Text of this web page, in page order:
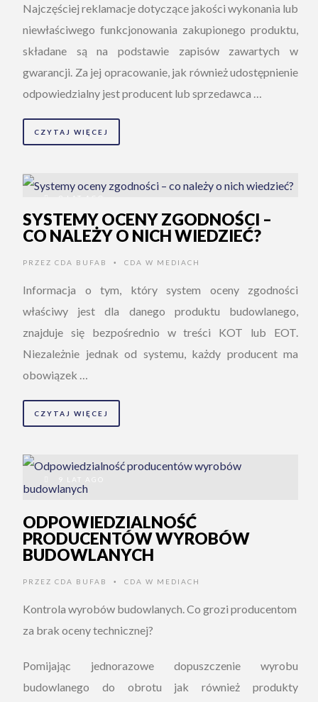
Najczęściej reklamacje dotyczące jakości wykonania lub
niewłaściwego funkcjonowania zakupionego produktu,
składane są na podstawie zapisów zawartych w
gwarancji. Za jej opracowanie, jak również udostępnienie
odpowiedzialny jest producent lub sprzedawca …
CZYTAJ WIĘCEJ
9 LAT AGO
SYSTEMY OCENY ZGODNOŚCI –
CO NALEŻY O NICH WIEDZIEĆ?
PRZEZ CDA BUFAB • CDA W MEDIACH
Informacja o tym, który system oceny zgodności
właściwy jest dla danego produktu budowlanego,
znajduje się bezpośrednio w treści KOT lub EOT.
Niezależnie jednak od systemu, każdy producent ma
obowiązek …
CZYTAJ WIĘCEJ
9 LAT AGO
ODPOWIEDZIALNOŚĆ
PRODUCENTÓW WYROBÓW
BUDOWLANYCH
PRZEZ CDA BUFAB • CDA W MEDIACH
Kontrola wyrobów budowlanych. Co grozi producentom
za brak oceny technicznej?
Pomijając jednorazowe dopuszczenie wyrobu
budowlanego do obrotu jak również produkty